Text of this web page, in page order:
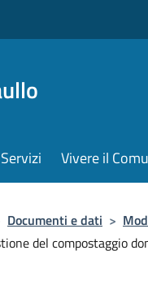
Servizi Vivere il
Documenti e dati >
del compostaggio